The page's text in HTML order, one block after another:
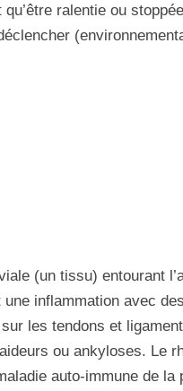
ralentie ou
(un tissu) entourant
inflammation avec
les tendons et
ou ankyloses. Le
auto-immune de